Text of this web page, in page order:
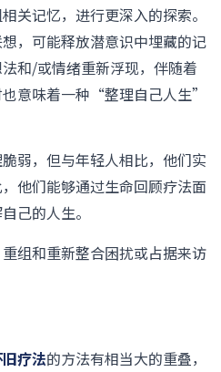
关记忆，进行更深入的探索。
，可能释放潜意识中埋藏的记
和/或情绪重新浮现，伴随着
意味着一种“整理自己人生”
弱，但与年轻人相比，他们实
他们能够通过生命回顾疗法面
己的人生。
组和重新整合困扰或占据来访
疗法的方法有相当大的重叠，